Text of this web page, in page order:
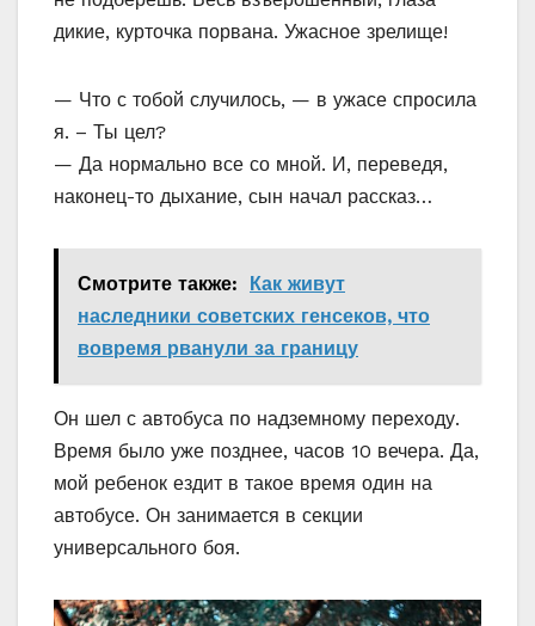
дикие, курточка порвана. Ужасное зрелище!
— Что с тобой случилось, — в ужасе спросила
я. – Ты цел?
— Да нормально все со мной. И, переведя,
наконец-то дыхание, сын начал рассказ…
Смотрите также:
Как живут
наследники советских генсеков, что
вовремя рванули за границу
Он шел с автобуса по надземному переходу.
Время было уже позднее, часов 10 вечера. Да,
мой ребенок ездит в такое время один на
автобусе. Он занимается в секции
универсального боя.